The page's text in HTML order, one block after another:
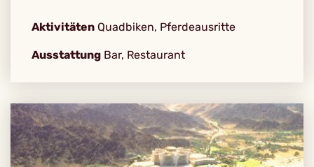
Aktivitäten Quadbiken, Pferdeausritte
Ausstattung Bar, Restaurant